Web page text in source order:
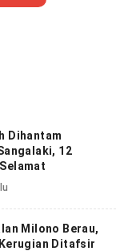
Dihantam
12
Milono Berau,
Ditafsir